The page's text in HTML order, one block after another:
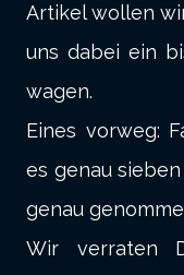
Artikel wollen
uns dabei ein
wagen.
Eines vorweg:
es genau
genau
Wir verraten